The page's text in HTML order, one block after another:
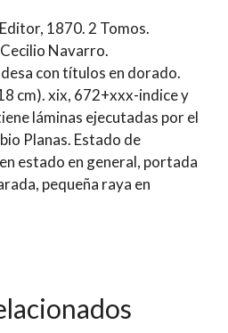
1870. 2 Tomos.
Navarro.
con títulos en dorado.
cm). xix, 672+xxx-indice y
láminas ejecutadas por el
Planas. Estado de
estado en general, portada
pequeña raya en